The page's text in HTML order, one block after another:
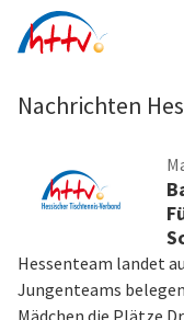
Inhalt
Nachrichten
Hessenteam landet
Jungenteams
Mädchen die Plätze